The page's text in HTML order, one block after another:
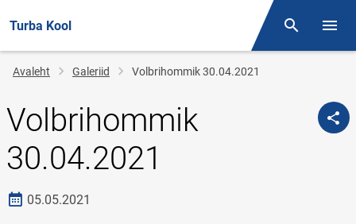
Turba Kool Otsing
Jälglink
Avaleht Galeriid Volbrihommik 30.04.2021
Volbrihommik
30.04.2021
Loomise kuupäev
05.05.2021